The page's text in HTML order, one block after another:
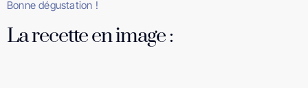
Bonne dégustation !
La recette en image :